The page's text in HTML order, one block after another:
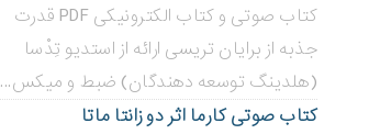
کتاب صوتی و کتاب الکترونیکی PDF قدرت
جذبه از برایان تریسی ارائه از استدیو تِدْسا
(هلدینگ توسعه دهندگان) ضبط و میکس...
کتاب صوتی کارما اثر دو زانتا ماتا